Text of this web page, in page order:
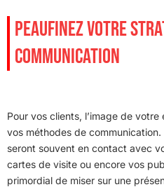
PEAUFINEZ VOTRE
COMMUNICATION
Pour vos clients, l’image de
vos méthodes de
seront souvent en contact avec
cartes de visite ou encore vos
primordial de miser sur une